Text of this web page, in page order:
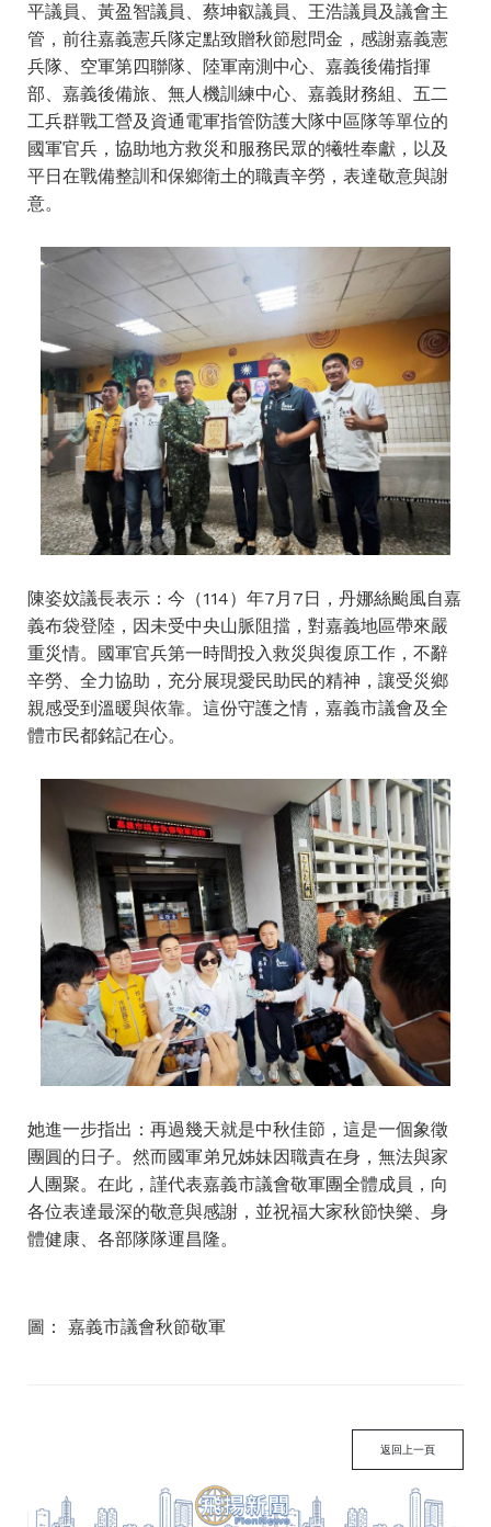
平議員、黃盈智議員、蔡坤叡議員、王浩議員及議會主
管，前往嘉義憲兵隊定點致贈秋節慰問金，感謝嘉義憲
兵隊、空軍第四聯隊、陸軍南測中心、嘉義後備指揮
部、嘉義後備旅、無人機訓練中心、嘉義財務組、五二
工兵群戰工營及資通電軍指管防護大隊中區隊等單位的
國軍官兵，協助地方救災和服務民眾的犧牲奉獻，以及
平日在戰備整訓和保鄉衛土的職責辛勞，表達敬意與謝
意。
陳姿妏議長表示：今（114）年7月7日，丹娜絲颱風自嘉
義布袋登陸，因未受中央山脈阻擋，對嘉義地區帶來嚴
重災情。國軍官兵第一時間投入救災與復原工作，不辭
辛勞、全力協助，充分展現愛民助民的精神，讓受災鄉
親感受到溫暖與依靠。這份守護之情，嘉義市議會及全
體市民都銘記在心。
她進一步指出：再過幾天就是中秋佳節，這是一個象徵
團圓的日子。然而國軍弟兄姊妹因職責在身，無法與家
人團聚。在此，謹代表嘉義市議會敬軍團全體成員，向
各位表達最深的敬意與感謝，並祝福大家秋節快樂、身
體健康、各部隊隊運昌隆。
圖： 嘉義市議會秋節敬軍
返回上一頁